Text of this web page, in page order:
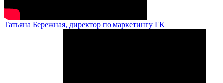
Татьяна Бережная, директор по маркетингу ГК